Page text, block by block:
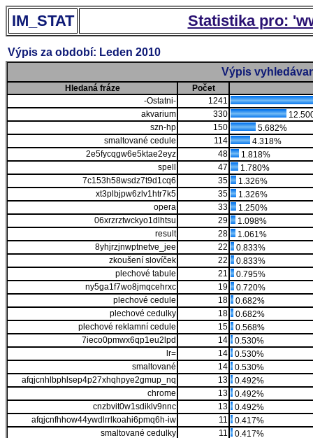
IM_STAT Statistika pro:
Výpis za období: Leden 2010
Výpis
Hledaná fráze
Počet
-Ostatni-
1241
akvarium
330
szn-hp
150
5.682%
smaltované cedule
114
4.318%
2e5fycqgw6e5ktae2eyz
48
1.818%
spell
47
1.780%
7c153h58wsdz7t9d1cq6
35
1.326%
xt3plbjpw6zlv1htr7k5
35
1.326%
opera
33
1.250%
06xrzrztwckyo1dlhtsu
29
1.098%
result
28
1.061%
8yhjrzjnwptnetve_jee
22
0.833%
zkoušení slovíček
22
0.833%
plechové tabule
21
0.795%
ny5ga1f7wo8jmqcehrxc
19
0.720%
plechové cedule
18
0.682%
plechové cedulky
18
0.682%
plechové reklamní cedule
15
0.568%
7ieco0pmwx6qp1eu2lpd
14
0.530%
lr=
14
0.530%
smaltované
14
0.530%
afqjcnhlbphlsep4p27xhqhpye2gmup_nq
13
0.492%
chrome
13
0.492%
cnzbvit0w1sdiklv9nnc
13
0.492%
afqjcnfhhow44ywdlrrlkoahi6pmq6h-iw
11
0.417%
smaltované cedulky
11
0.417%